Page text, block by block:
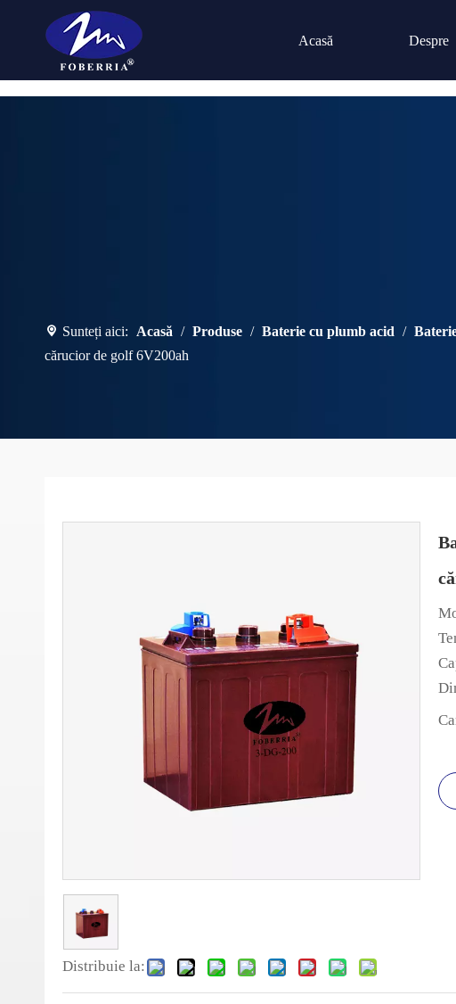
Acasă Despre
Sunteți aici: Produse / Baterie cu
6V180ah Baterii inundate Vehicul electric Baterie
Sunteți aici: Acasă / Produse / Baterie cu plumb acid /
cărucior de golf 6V200ah
Distribuie la: